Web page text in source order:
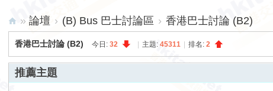
hk
ita
lk.
» 論壇 › (B) Bus 巴士討論區 › 香港巴士討論 (B2)
香港巴士討論 (B2) 今日:32 主題:45311 排名:2
推薦主題